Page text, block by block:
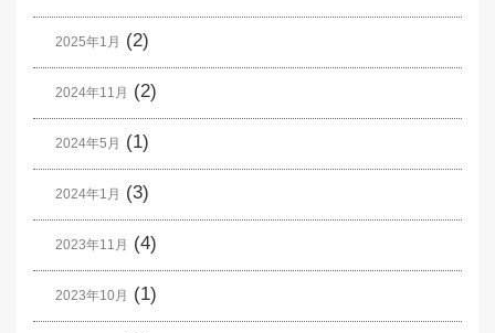
2025年1月 (2)
2024年11月 (2)
2024年5月 (1)
2024年1月 (3)
2023年11月 (4)
2023年10月 (1)